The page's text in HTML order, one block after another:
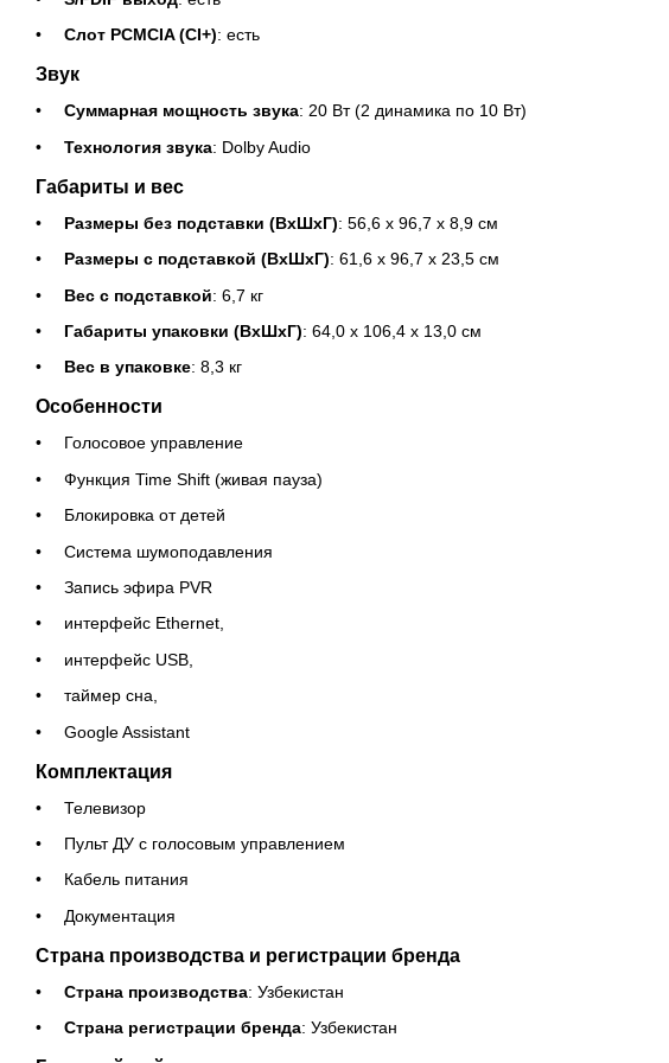
Слот PCMCIA (CI+): есть
Звук
Суммарная мощность звука: 20 Вт (2 динамика по 10 Вт)
Технология звука: Dolby Audio
Габариты и вес
Размеры без подставки (ВхШхГ): 56,6 x 96,7 x 8,9 см
Размеры с подставкой (ВхШхГ): 61,6 x 96,7 x 23,5 см
Вес с подставкой: 6,7 кг
Габариты упаковки (ВхШхГ): 64,0 x 106,4 x 13,0 см
Вес в упаковке: 8,3 кг
Особенности
Голосовое управление
Функция Time Shift (живая пауза)
Блокировка от детей
Система шумоподавления
Запись эфира PVR
интерфейс Ethernet,
интерфейс USB,
таймер сна,
Google Assistant
Комплектация
Телевизор
Пульт ДУ с голосовым управлением
Кабель питания
Документация
Страна производства и регистрации бренда
Страна производства: Узбекистан
Страна регистрации бренда: Узбекистан